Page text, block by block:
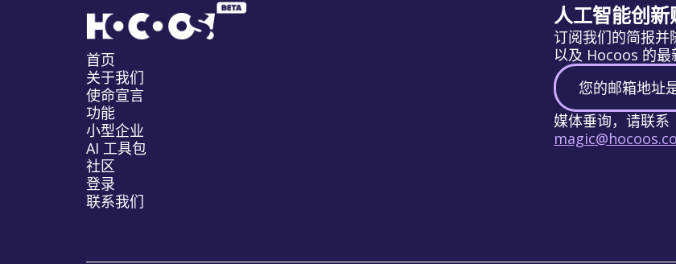
首页
关于我们
使命宣言
功能
小型企业
AI 工具包
社区
登录
联系我们
人工智能创
订阅我们的简报并
以及 Hocoos 的最
媒体垂询，请联系